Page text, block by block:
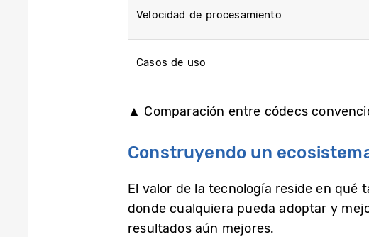
Velocidad de procesamiento
Casos de uso
▲ Comparación entre códecs
Construyendo un
El valor de la tecnología reside en qué
donde cualquiera pueda adoptar y
resultados aún mejores.